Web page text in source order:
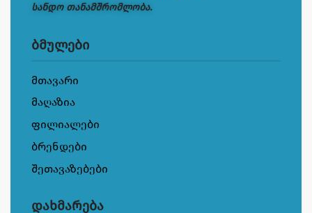
სანდო თანამშრომლობა.
ბმულები
მთავარი
მაღაზია
ფილიალები
ბრენდები
შეთავაზებები
დახმარება